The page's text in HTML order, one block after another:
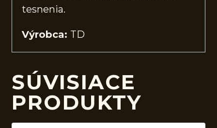
tesnenia.
Výrobca: TD
SÚVISIACE
PRODUKTY